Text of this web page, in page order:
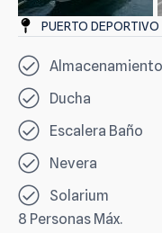
PUERTO
Almacenamiento
Ducha
Escalera Baño
Nevera
Solarium
8 Personas Máx.